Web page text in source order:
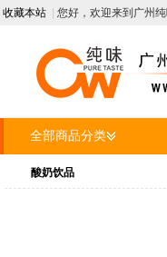
收藏本站 您好，欢迎来到广州
全部商品分类
酸奶饮品